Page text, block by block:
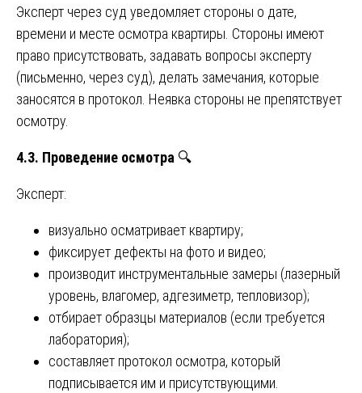
Эксперт через суд уведомляет стороны о дате,
времени и месте осмотра квартиры. Стороны имеют
право присутствовать, задавать вопросы эксперту
(письменно, через суд), делать замечания, которые
заносятся в протокол. Неявка стороны не препятствует
осмотру.
4.3. Проведение осмотра 🔍
Эксперт:
визуально осматривает квартиру;
фиксирует дефекты на фото и видео;
производит инструментальные замеры (лазерный
уровень, влагомер, адгезиметр, тепловизор);
отбирает образцы материалов (если требуется
лаборатория);
составляет протокол осмотра, который
подписывается им и присутствующими.